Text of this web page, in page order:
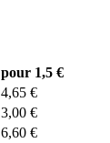
pour 1,5 €
4,65 €
3,00 €
6,60 €